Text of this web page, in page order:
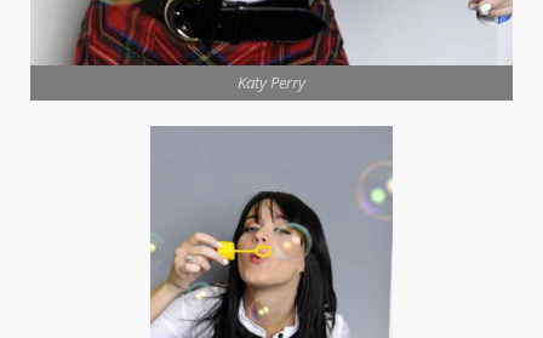
Katy Perry